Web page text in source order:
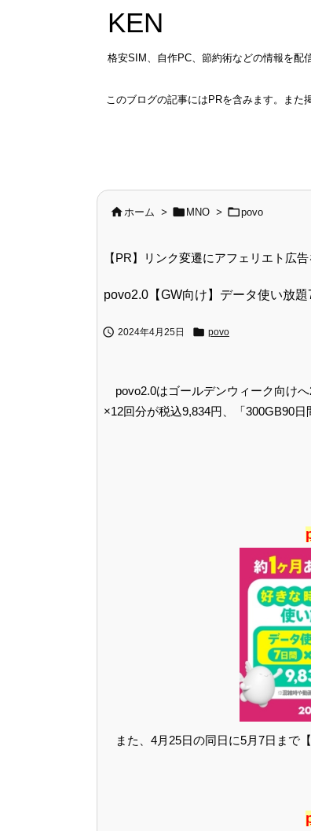
KEN
格安SIM、自作PC、節約術などの情報を配
このブログの記事にはPRを含みます。ま
 ホーム >  MNO > povo
【PR】リンク変遷にアフェリエト広
povo2.0【GW向け】データ使い放
 2024年4月25日  povo
povo2.0はゴールデンウィーク向け
×12回分が税込9,834円、「300GB90
また、4月25日の同日に5月7日まで